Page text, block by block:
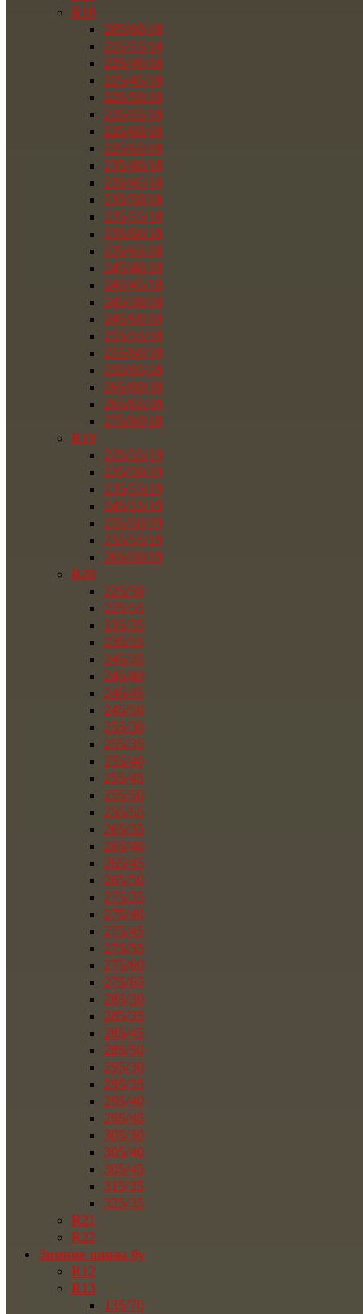
R18
285/60/18
215/55/18
225/40/18
225/45/18
225/50/18
225/55/18
225/60/18
225/65/18
235/40/18
235/45/18
235/50/18
235/55/18
235/60/18
235/65/18
245/40/18
245/45/18
245/50/18
245/60/18
255/55/18
255/60/18
255/65/18
265/60/18
265/65/18
275/60/18
R19
225/55/19
235/50/19
235/55/19
245/55/19
255/50/19
255/55/19
265/50/19
R20
225/50
225/55
235/35
235/55
245/35
245/40
245/45
245/50
255/30
255/35
255/40
255/45
255/50
255/55
265/35
265/40
265/45
265/50
275/35
275/40
275/45
275/55
275/60
275/65
285/30
285/35
285/45
285/50
295/30
295/35
295/40
295/45
305/30
305/40
305/45
315/35
325/35
R21
R22
Зимние шины бу
R12
R13
135/70